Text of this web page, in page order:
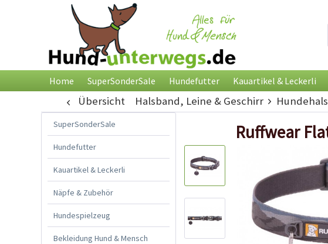
Home SuperSonderSale Hundefutter Kauartikel & Leckerli
Übersicht Halsband, Leine & Geschirr
SuperSonderSale
Hundefutter
Kauartikel & Leckerli
Näpfe & Zubehör
Hundespielzeug
Bekleidung Hund & Mensch
Ruffwear